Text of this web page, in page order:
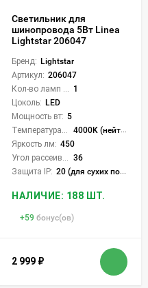
Светильник для
шинопровода 5Вт Linea
Lightstar 206047
Бренд: Lightstar
Артикул: 206047
1
Цоколь: LED
Мощность вт: 5
4000K (нейтральный)
Яркость лм: 450
36
Защита IP: 20 (для сухих пом.)
НАЛИЧИЕ: 188 ШТ.
+59 бонус(ов)
2 999 ₽